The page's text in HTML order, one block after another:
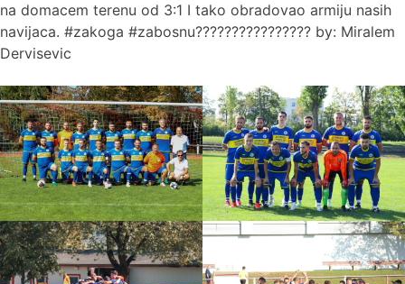
na domacem terenu od 3:1 I tako obradovao armiju nasih
navijaca. #zakoga #zabosnu???????????????? by: Miralem
Dervisevic